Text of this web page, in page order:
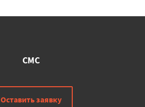
СМС
Оставить заявку